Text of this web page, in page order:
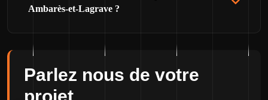
Ambarès-et-Lagrave ?
Parlez nous de votre